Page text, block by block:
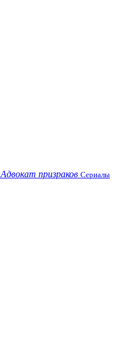
Адвокат призраков Сериалы